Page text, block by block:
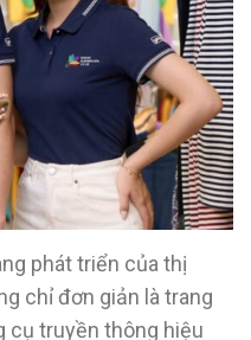
phát triển của thị
chỉ đơn giản là trang
cụ truyền thông hiệu